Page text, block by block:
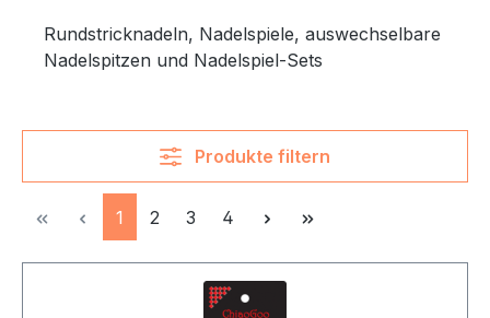
Rundstricknadeln, Nadelspiele, auswechselbare
Nadelspitzen und Nadelspiel-Sets
Produkte filtern
Seite
1 Seite
2 Seite
3 Seite
4